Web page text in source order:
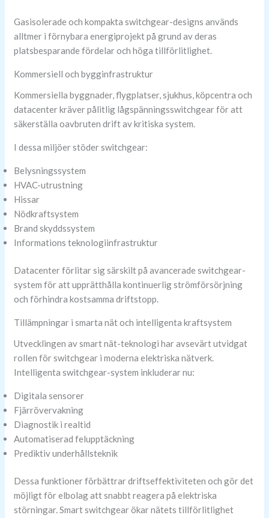
Gasisolerade och kompakta switchgear-designs används
alltmer i förnybara energiprojekt på grund av deras
platsbesparande fördelar och höga tillförlitlighet.
Kommersiell och bygginfrastruktur
Kommersiella byggnader, flygplatser, sjukhus, köpcentra och
datacenter kräver pålitlig lågspänningsswitchgear för att
säkerställa oavbruten drift av kritiska system.
I dessa miljöer stöder switchgear:
Belysningssystem
HVAC-utrustning
Hissar
Nödkraftsystem
Brand skyddssystem
Informations teknologiinfrastruktur
Datacenter förlitar sig särskilt på avancerade switchgear-
system för att upprätthålla kontinuerlig strömförsörjning
och förhindra kostsamma driftstopp.
Tillämpningar i smarta nät och intelligenta kraftsystem
Utvecklingen av smart nät-teknologi har avsevärt utvidgat
rollen för switchgear i moderna elektriska nätverk.
Intelligenta switchgear-system inkluderar nu:
Digitala sensorer
Fjärrövervakning
Diagnostik i realtid
Automatiserad felupptäckning
Prediktiv underhållsteknik
Dessa funktioner förbättrar driftseffektiviteten och gör det
möjligt för elbolag att snabbt reagera på elektriska
störningar. Smart switchgear ökar nätets tillförlitlighet